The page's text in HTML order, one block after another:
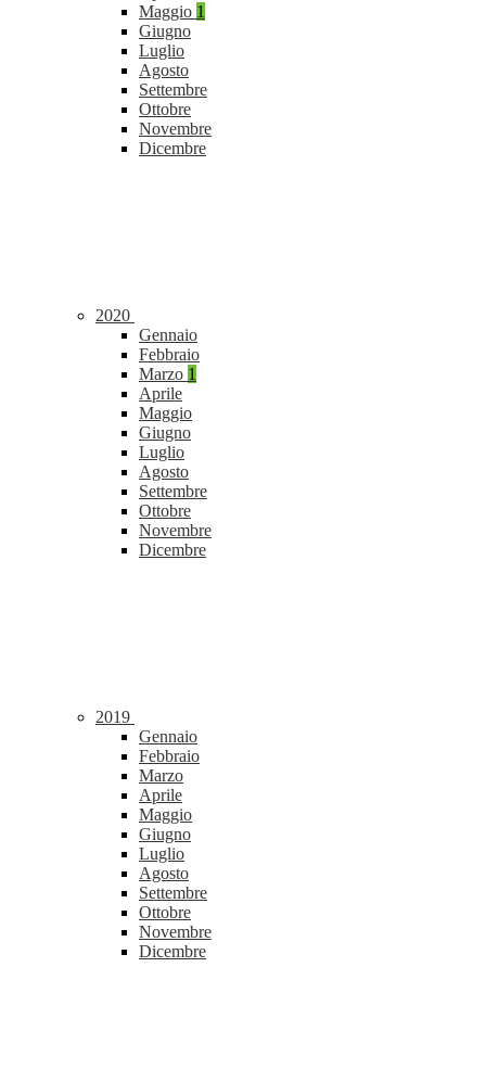
Maggio 1
Giugno
Luglio
Agosto
Settembre
Ottobre
Novembre
Dicembre
2020
Gennaio
Febbraio
Marzo 1
Aprile
Maggio
Giugno
Luglio
Agosto
Settembre
Ottobre
Novembre
Dicembre
2019
Gennaio
Febbraio
Marzo
Aprile
Maggio
Giugno
Luglio
Agosto
Settembre
Ottobre
Novembre
Dicembre